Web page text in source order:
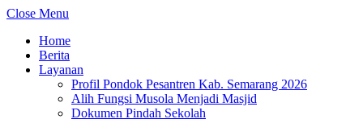
Close Menu
Home
Berita
Layanan
Profil Pondok Pesantren Kab. Semarang 2026
Alih Fungsi Musola Menjadi Masjid
Dokumen Pindah Sekolah